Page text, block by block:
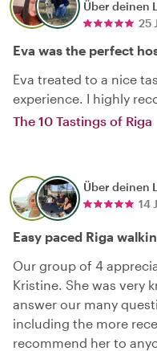
Über deinen
25
Eva was the perfect
Eva treated to a nice
experience. I highly
The 10 Tastings of Riga
Über deinen
14
Easy paced Riga
Our group of 4
Kristine. She was very
answer our many
including the more
recommend her to